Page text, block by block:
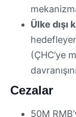
Ülke dışı
(ÇHC’ye
Cezalar
50M